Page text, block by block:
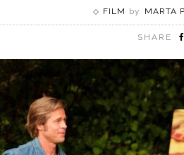
FILM by MARTA
SHARE